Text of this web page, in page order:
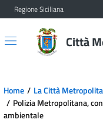
Vai al contenuto
Vai al menu principale
Regione Siciliana
Città
Home La Città
Polizia Metropolitana,
ambientale